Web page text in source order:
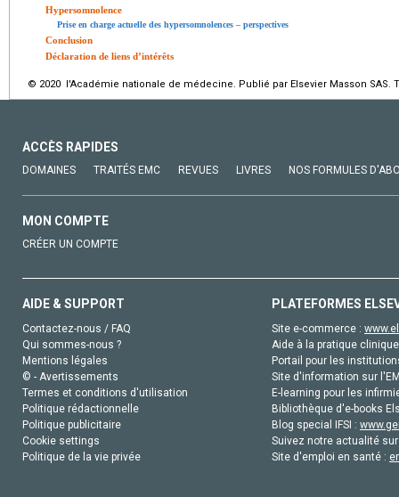
Hypersomnolence
Prise en charge actuelle des hypersomnolences – perspectives
Conclusion
Déclaration de liens d’intérêts
© 2020 l'Académie nationale de médecine. Publié par Elsevier Masson SAS.
ACCÈS RAPIDES
DOMAINES TRAITÉS EMC REVUES LIVRES NOS FORMULES
MON COMPTE
CRÉER UN COMPTE
AIDE & SUPPORT
Contactez-nous / FAQ
Qui sommes-nous ?
Mentions légales
© - Avertissements
Termes et conditions d'utilisation
Politique rédactionnelle
Politique publicitaire
Cookie settings
Politique de la vie privée
PLATEFORMES
Site e-commerce :
Aide à la pratique
Portail pour les
Site d'information sur
E-learning pour les
Bibliothèque d'e-books
Blog special IFSI :
Suivez notre actualité
Site d'emploi en santé :